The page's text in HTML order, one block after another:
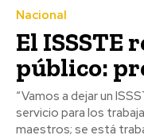
Nacional
El ISSSTE
público:
“Vamos a dejar un
servicio para los
maestros; se está